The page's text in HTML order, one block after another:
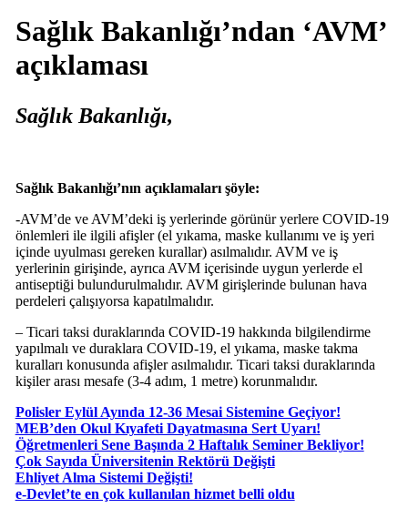
Sağlık Bakanlığı’ndan ‘AVM’
açıklaması
Sağlık Bakanlığı,
Sağlık Bakanlığı’nın açıklamaları şöyle:
-AVM’de ve AVM’deki iş yerlerinde görünür yerlere COVID-19
önlemleri ile ilgili afişler (el yıkama, maske kullanımı ve iş yeri
içinde uyulması gereken kurallar) asılmalıdır. AVM ve iş
yerlerinin girişinde, ayrıca AVM içerisinde uygun yerlerde el
antiseptiği bulundurulmalıdır. AVM girişlerinde bulunan hava
perdeleri çalışıyorsa kapatılmalıdır.
– Ticari taksi duraklarında COVID-19 hakkında bilgilendirme
yapılmalı ve duraklara COVID-19, el yıkama, maske takma
kuralları konusunda afişler asılmalıdır. Ticari taksi duraklarında
kişiler arası mesafe (3-4 adım, 1 metre) korunmalıdır.
Polisler Eylül Ayında 12-36 Mesai Sistemine Geçiyor!
MEB’den Okul Kıyafeti Dayatmasına Sert Uyarı!
Öğretmenleri Sene Başında 2 Haftalık Seminer Bekliyor!
Çok Sayıda Üniversitenin Rektörü Değişti
Ehliyet Alma Sistemi Değişti!
e-Devlet’te en çok kullanılan hizmet belli oldu